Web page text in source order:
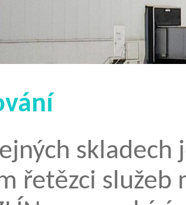
skladech
řetězci služeb